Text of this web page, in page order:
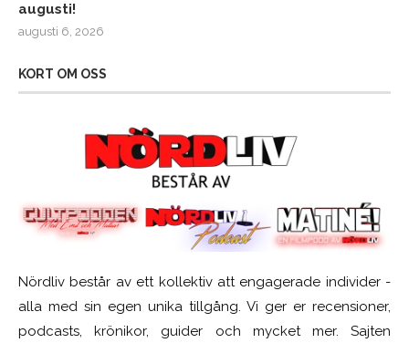
augusti!
augusti 6, 2026
KORT OM OSS
Nördliv består av ett kollektiv att engagerade individer -
alla med sin egen unika tillgång. Vi ger er recensioner,
podcasts, krönikor, guider och mycket mer. Sajten